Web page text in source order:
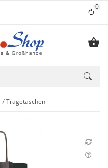
0
Tragetaschen